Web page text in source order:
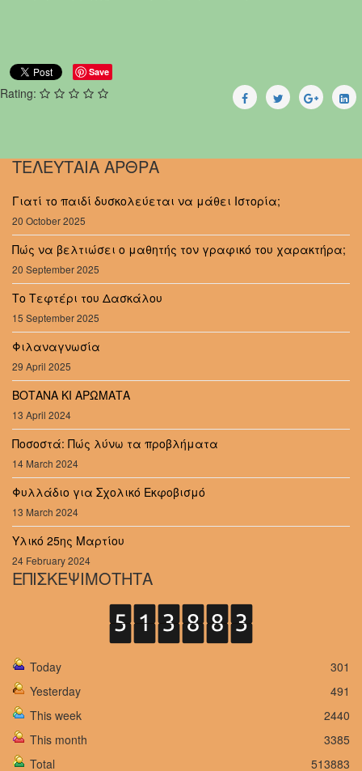
Save
Rating:
ΤΕΛΕΥΤΑΙΑ ΑΡΘΡΑ
Γιατί το παιδί δυσκολεύεται να μάθει Ιστορία;
20 October 2025
Πώς να βελτιώσει ο μαθητής τον γραφικό του χαρακτήρα;
20 September 2025
Το Τεφτέρι του Δασκάλου
15 September 2025
Φιλαναγνωσία
29 April 2025
ΒΟΤΑΝΑ ΚΙ ΑΡΩΜΑΤΑ
13 April 2024
Ποσοστά: Πώς λύνω τα προβλήματα
14 March 2024
Φυλλάδιο για Σχολικό Εκφοβισμό
13 March 2024
Υλικό 25ης Μαρτίου
24 February 2024
ΕΠΙΣΚΕΨΙΜΟΤΗΤΑ
Today
301
Yesterday
491
This week
2440
This month
3385
Total
513883